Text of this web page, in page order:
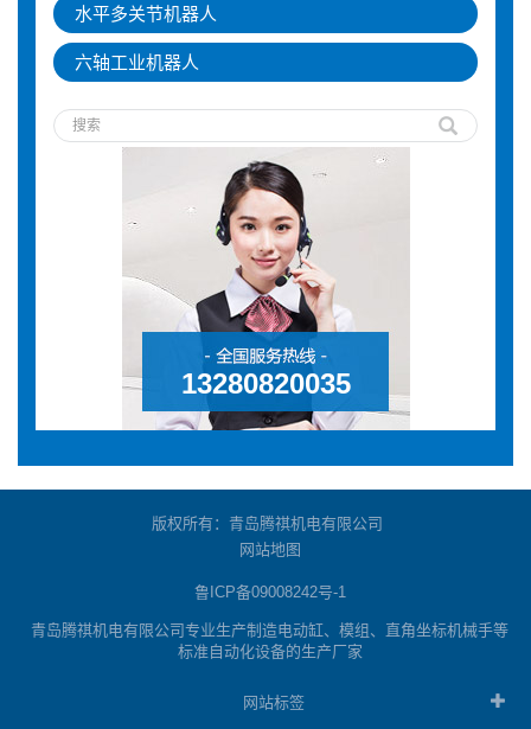
水平多关节机器人
六轴工业机器人
13280820035
版权所有：青岛腾祺机电有限公司
网站地图
鲁ICP备09008242号-1
青岛腾祺机电有限公司专业生产制造电动缸、模组、直角坐标机械手等
标准自动化设备的生产厂家
网站标签